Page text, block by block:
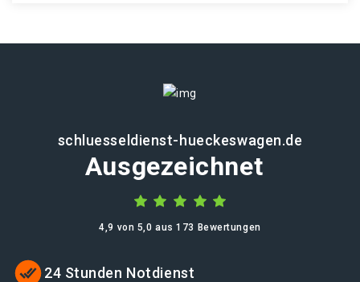
schluesseldienst-hueckeswagen.de
Ausgezeichnet
4,9 von 5,0 aus 173 Bewertungen
24 Stunden Notdienst